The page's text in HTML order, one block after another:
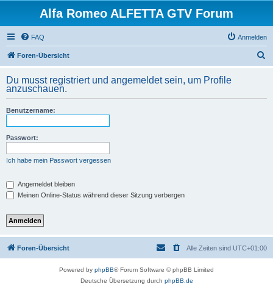
Alfa Romeo ALFETTA GTV Forum
FAQ Anmelden
Foren-Übersicht
h
Du musst registriert und angemeldet sein, um Profile
anzuschauen.
Benutzername:
Passwort:
Ich habe mein Passwort vergessen
Angemeldet bleiben
Meinen Online-Status während dieser Sitzung verbergen
Foren-Übersicht Alle Zeiten sind UTC+01:00
Powered by phpBB® Forum Software © phpBB Limited
Deutsche Übersetzung durch phpBB.de